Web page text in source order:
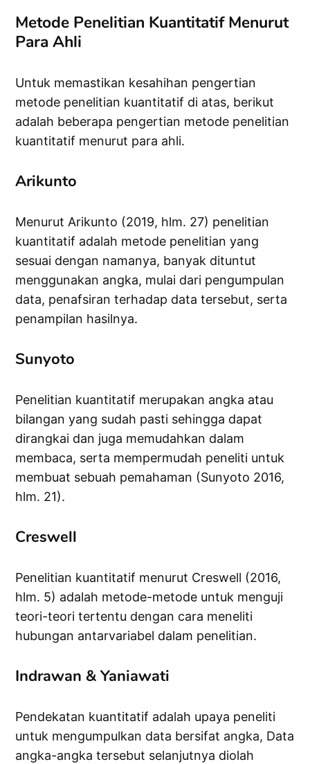
Metode Penelitian Kuantitatif Menurut
Para Ahli
Untuk memastikan kesahihan pengertian
metode penelitian kuantitatif di atas, berikut
adalah beberapa pengertian metode penelitian
kuantitatif menurut para ahli.
Arikunto
Menurut Arikunto (2019, hlm. 27) penelitian
kuantitatif adalah metode penelitian yang
sesuai dengan namanya, banyak dituntut
menggunakan angka, mulai dari pengumpulan
data, penafsiran terhadap data tersebut, serta
penampilan hasilnya.
Sunyoto
Penelitian kuantitatif merupakan angka atau
bilangan yang sudah pasti sehingga dapat
dirangkai dan juga memudahkan dalam
membaca, serta mempermudah peneliti untuk
membuat sebuah pemahaman (Sunyoto 2016,
hlm. 21).
Creswell
Penelitian kuantitatif menurut Creswell (2016,
hlm. 5) adalah metode-metode untuk menguji
teori-teori tertentu dengan cara meneliti
hubungan antarvariabel dalam penelitian.
Indrawan & Yaniawati
Pendekatan kuantitatif adalah upaya peneliti
untuk mengumpulkan data bersifat angka, Data
angka-angka tersebut selanjutnya diolah